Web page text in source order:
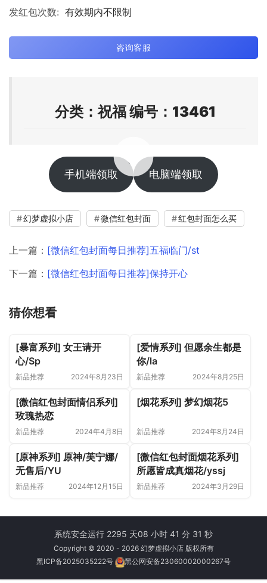
发红包次数: 有效期内不限制
咨询客服
分类：祝福 编号：13461
手机端领取 电脑端领取
幻梦虚拟小店 微信红包封面 红包封面怎么买
上一篇： [微信红包封面每日推荐]五福临门/st
下一篇： [微信红包封面每日推荐]保持开心
猜你想看
[暴富系列] 女王请开
心/Sp
新品推荐 2024年8月23日
[爱情系列] 但愿余生都是
你/la
新品推荐 2024年8月25日
[微信红包封面情侣系列]
玫瑰热恋
新品推荐 2024年4月8日
[烟花系列] 梦幻烟花5
新品推荐 2024年8月24日
[原神系列] 原神/芙宁娜/
无售后/YU
新品推荐 2024年12月15日
[微信红包封面烟花系列]
所愿皆成真烟花/yssj
新品推荐 2024年3月29日
系统安全运行 2295 天08 小时 41 分 31 秒
Copyright © 2020 - 2026 幻梦虚拟小店 版权所有
黑ICP备2025035222号
黑公网安备23060002000267号